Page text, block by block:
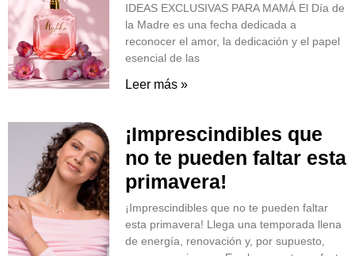
IDEAS EXCLUSIVAS PARA MAMÁ El Día de
la Madre es una fecha dedicada a
reconocer el amor, la dedicación y el papel
esencial de las
Leer más »
¡Imprescindibles que
no te pueden faltar esta
primavera!
¡Imprescindibles que no te pueden faltar
esta primavera! Llega una temporada llena
de energía, renovación y, por supuesto,